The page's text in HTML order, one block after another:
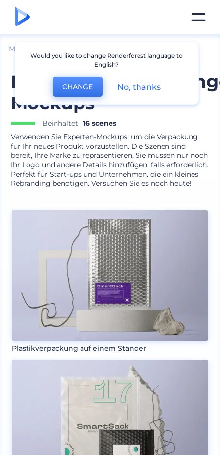
Mockups
Mockups
Beinhaltet
16 scenes
Verwenden Sie Experten-Mockups, um die Verpackung
für Ihr neues Produkt vorzustellen. Die Szenen sind
bereit, Ihre Marke zu repräsentieren, Sie müssen nur noch
Ihr Logo und andere Details hinzufügen, falls erforderlich.
Perfekt für Start-ups und Unternehmen, die ein kleines
Rebranding benötigen. Versuchen Sie es noch heute!
Plastikverpackung auf einem Ständer
Would you like to change Renderforest language to
English?
CHANGE No, thanks